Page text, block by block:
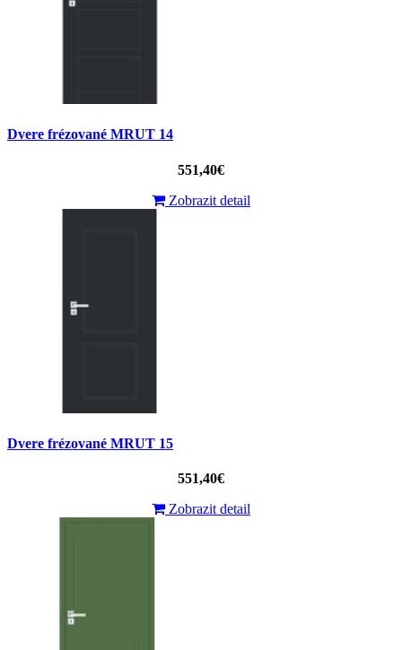
Dvere frézované MRUT 14
551,40€
Zobrazit detail
Dvere frézované MRUT 15
551,40€
Zobrazit detail